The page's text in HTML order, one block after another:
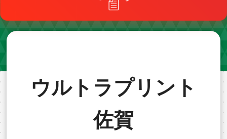
ウルトラプリント
佐賀